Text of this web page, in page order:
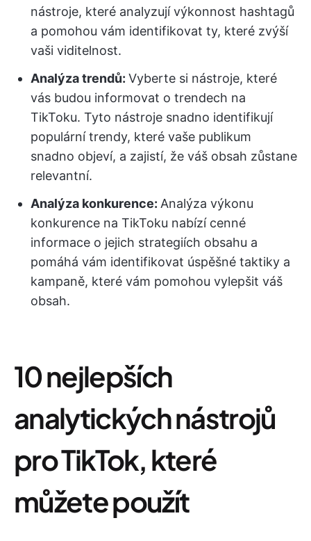
nástroje, které analyzují výkonnost hashtagů
a pomohou vám identifikovat ty, které zvýší
vaši viditelnost.
Analýza trendů: Vyberte si nástroje, které
vás budou informovat o trendech na
TikToku. Tyto nástroje snadno identifikují
populární trendy, které vaše publikum
snadno objeví, a zajistí, že váš obsah zůstane
relevantní.
Analýza konkurence: Analýza výkonu
konkurence na TikToku nabízí cenné
informace o jejich strategiích obsahu a
pomáhá vám identifikovat úspěšné taktiky a
kampaně, které vám pomohou vylepšit váš
obsah.
10 nejlepších
analytických nástrojů
pro TikTok, které
můžete použít